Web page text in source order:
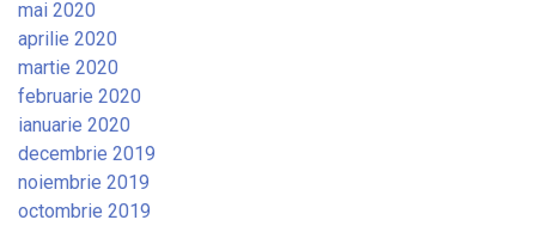
mai 2020
aprilie 2020
martie 2020
februarie 2020
ianuarie 2020
decembrie 2019
noiembrie 2019
octombrie 2019